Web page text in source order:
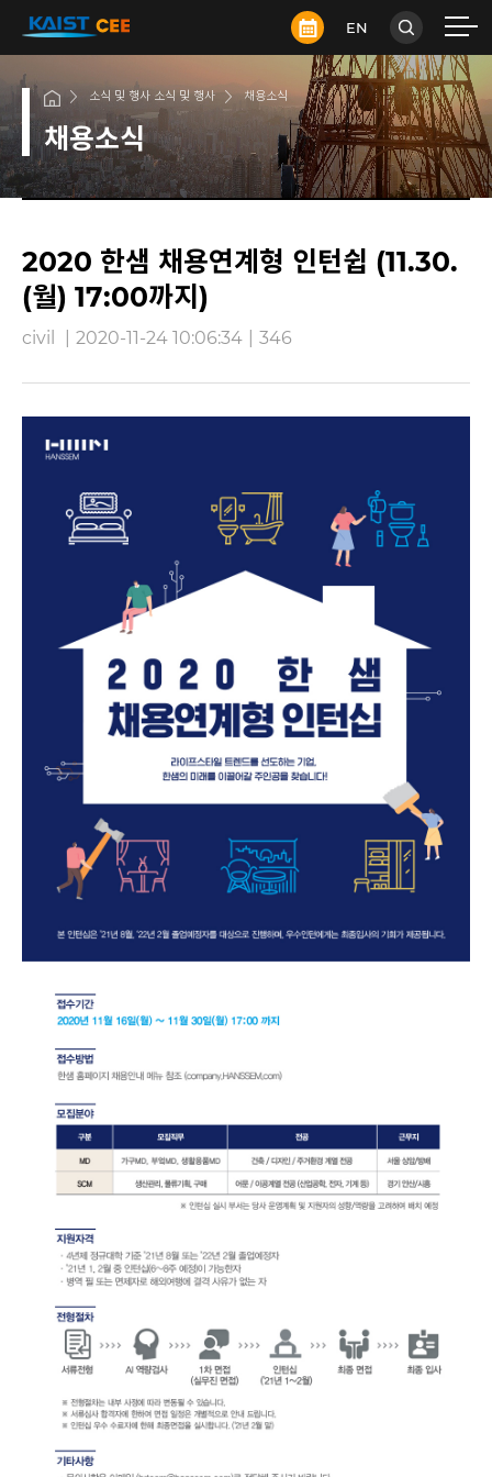
EN
소식 및 행사 소식 및 행사 채용소식
채용소식
2020 한샘 채용연계형 인턴쉽 (11.30.
(월) 17:00까지)
civil 2020-11-24 10:06:34 346